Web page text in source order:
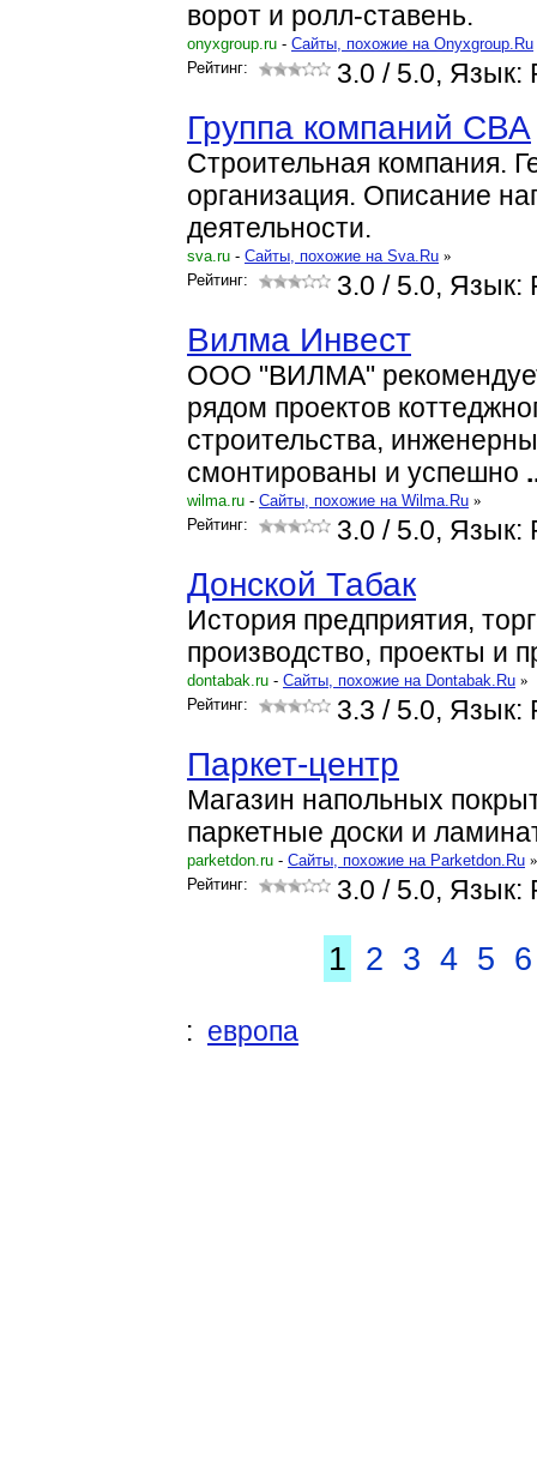
ворот и ролл-ставень.
onyxgroup.ru - Cайты, похожие на Onyxgroup.Ru
Рейтинг:
3.0 / 5.0, Язык:
Группа компаний СВА
Строительная компания.
организация. Описание
деятельности.
sva.ru - Cайты, похожие на Sva.Ru »
Рейтинг:
3.0 / 5.0, Язык:
Вилма Инвест
OOO "ВИЛМА"
рядом проектов
строительства,
смонтированы и успешно
wilma.ru - Cайты, похожие на Wilma.Ru »
Рейтинг:
3.0 / 5.0, Язык:
Донской Табак
История предприятия,
производство, проекты и
dontabak.ru - Cайты, похожие на Dontabak.Ru »
Рейтинг:
3.3 / 5.0, Язык:
Паркет-центр
Магазин напольных
паркетные доски и
parketdon.ru - Cайты, похожие на Parketdon.Ru »
Рейтинг:
3.0 / 5.0, Язык:
1 2 3 4 5 6
: европа